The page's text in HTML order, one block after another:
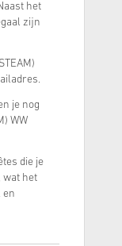
het
zijn
je nog
WW
die je
wat het
en